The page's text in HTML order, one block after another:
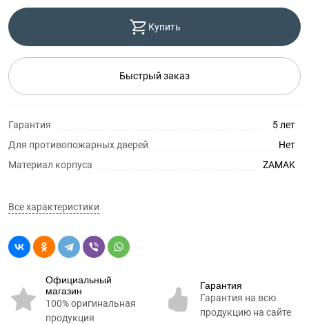
Купить
Быстрый заказ
Гарантия
5 лет
Для противопожарных дверей
Нет
Материал корпуса
ZAMAK
Все характеристики
Официальный
магазин
100% оригинальная
продукция
Гарантия
Гарантия на всю
продукцию на сайте